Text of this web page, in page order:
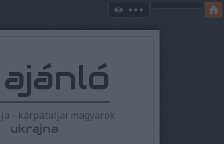
- kárpátaljai magyarok
ukrajna